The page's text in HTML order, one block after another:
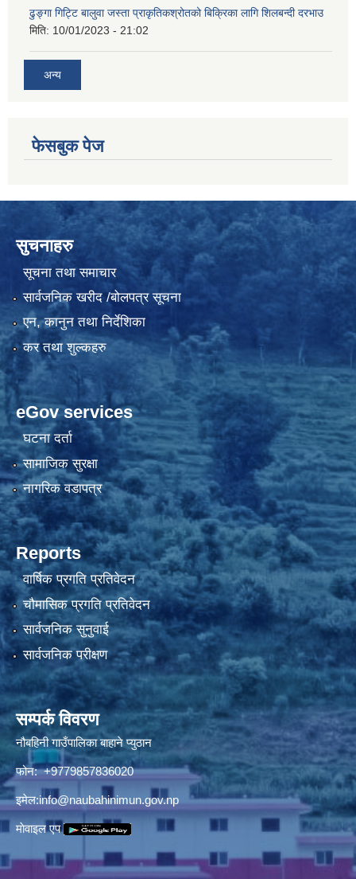
ढुङ्गा गिट्टि बालुवा जस्ता प्राकृतिकश्रोतको बिक्रिका लागि शिलबन्दी दरभाउ
मिति: 10/01/2023 - 21:02
अन्य
फेसबुक पेज
सुचनाहरु
सूचना तथा समाचार
सार्वजनिक खरीद /बोलपत्र सूचना
एन, कानुन तथा निर्देशिका
कर तथा शुल्कहरु
eGov services
घटना दर्ता
सामाजिक सुरक्षा
नागरिक वडापत्र
Reports
वार्षिक प्रगति प्रतिवेदन
चौमासिक प्रगति प्रतिवेदन
सार्वजनिक सुनुवाई
सार्वजनिक परीक्षण
सम्पर्क विवरण
नौबहिनी गाउँपालिका बाहाने प्युठान
फोन: +9779857836020
इमेल:info@naubahinimun.gov.np
माेवाइल एप